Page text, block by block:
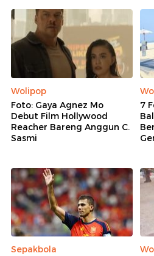
Wolipop
Foto: Gaya Agnez Mo
Debut Film Hollywood
Reacher Bareng Anggun C.
Sasmi
7
Sepakbola